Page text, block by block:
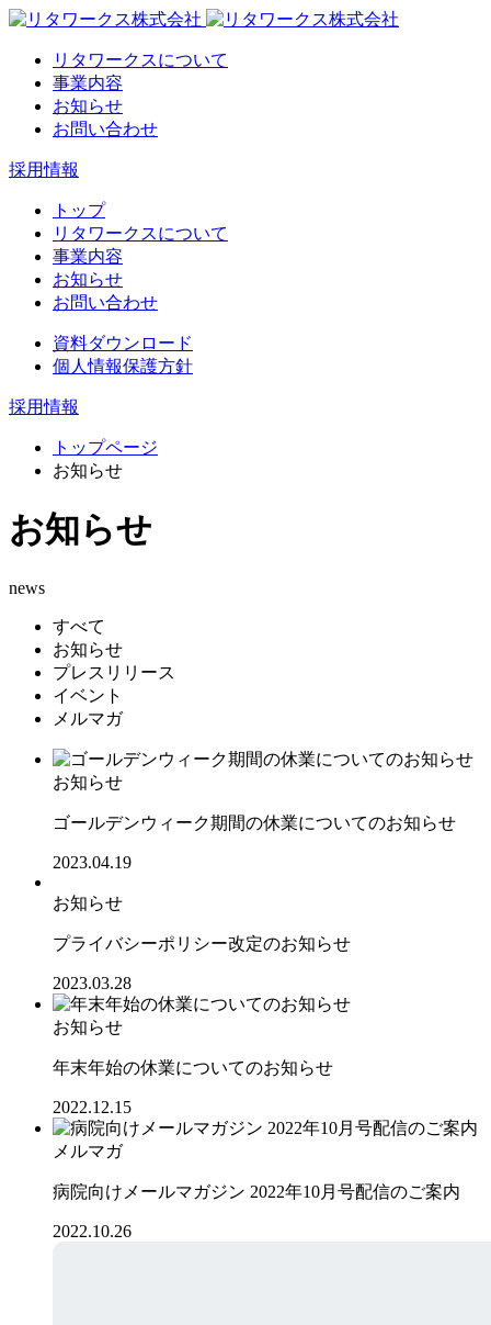
リタワークスについて
事業内容
お知らせ
お問い合わせ
採用情報
トップ
リタワークスについて
事業内容
お知らせ
お問い合わせ
資料ダウンロード
個人情報保護方針
採用情報
トップページ
お知らせ
お知らせ
news
すべて
お知らせ
プレスリリース
イベント
メルマガ
お知らせ
ゴールデンウィーク期間の休業についてのお知らせ
2023.04.19
お知らせ
プライバシーポリシー改定のお知らせ
2023.03.28
お知らせ
年末年始の休業についてのお知らせ
2022.12.15
メルマガ
病院向けメールマガジン 2022年10月号配信のご案内
2022.10.26